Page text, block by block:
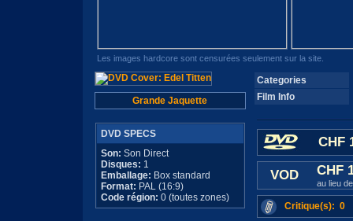
Les images hardcore sont censurées seulement sur la site.
Grande Jaquette
DVD SPECS
Son: Son Direct
Disques: 1
Emballage: Box standard
Format: PAL (16:9)
Code région: 0 (toutes zones)
Categories
Film Info
CHF
VOD CHF
au lieu
Critique(s): 0